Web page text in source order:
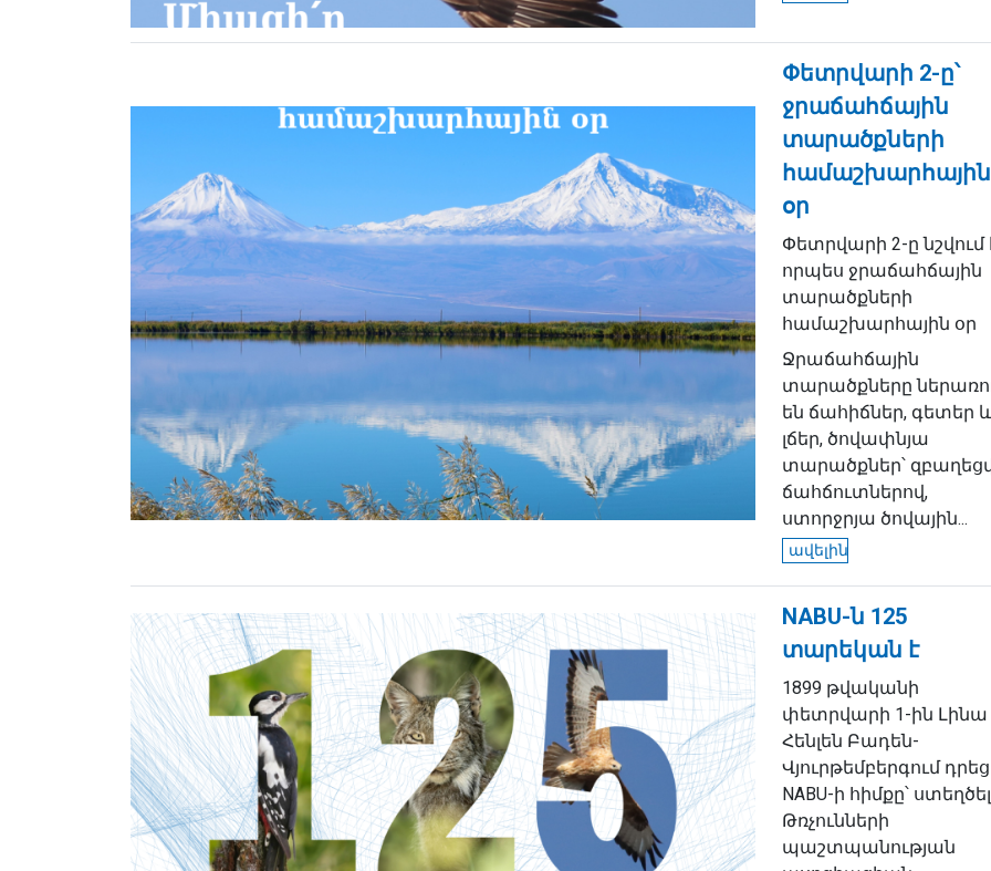
Փետրվարի 2-ը՝
ջրաճահճային
տարածքների
համաշխարհային
օր
Փետրվարի 2-ը նշվում
որպես ջրաճահճային
տարածքների
համաշխարհային օր
Ջրաճահճային
տարածքները
են ճահիճներ, գետեր
լճեր, ծովափնյա
տարածքներ՝
ճահճուտներով,
ստորջրյա ծովային...
ավելին
NABU-ն 125
տարեկան է
1899 թվականի
փետրվարի 1-ին Լինա
Հենլեն Բադեն-
Վյուրթեմբերգում դրեց
NABU-ի հիմքը՝
Թռչունների
պաշտպանության